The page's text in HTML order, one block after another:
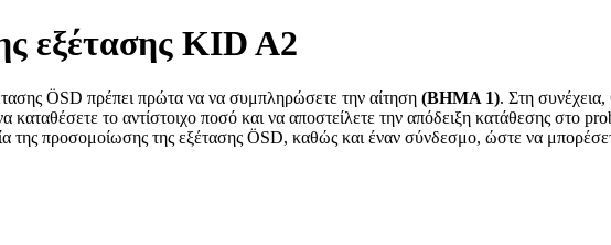
εξέτασης KID A2
ÖSD πρέπει πρώτα να να συμπληρώσετε την αίτηση (ΒΗΜΑ 1). Στη
καταθέσετε το αντίστοιχο ποσό και να αποστείλετε την απόδειξη κατάθεσης
της προσομοίωσης της εξέτασης ÖSD, καθώς και έναν σύνδεσμο, ώστε να